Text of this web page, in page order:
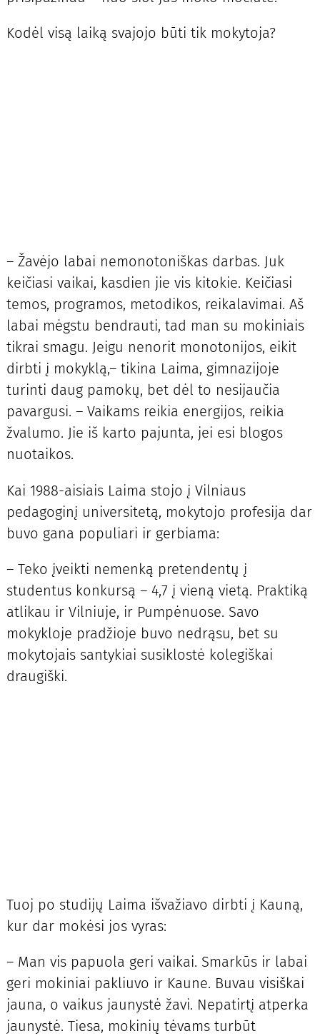
Kodėl visą laiką svajojo būti tik mokytoja?
– Žavėjo labai nemonotoniškas darbas. Juk
keičiasi vaikai, kasdien jie vis kitokie. Keičiasi
temos, programos, metodikos, reikalavimai. Aš
labai mėgstu bendrauti, tad man su mokiniais
tikrai smagu. Jeigu nenorit monotonijos, eikit
dirbti į mokyklą,– tikina Laima, gimnazijoje
turinti daug pamokų, bet dėl to nesijaučia
pavargusi. – Vaikams reikia energijos, reikia
žvalumo. Jie iš karto pajunta, jei esi blogos
nuotaikos.
Kai 1988-aisiais Laima stojo į Vilniaus
pedagoginį universitetą, mokytojo profesija dar
buvo gana populiari ir gerbiama:
– Teko įveikti nemenką pretendentų į
studentus konkursą – 4,7 į vieną vietą. Praktiką
atlikau ir Vilniuje, ir Pumpėnuose. Savo
mokykloje pradžioje buvo nedrąsu, bet su
mokytojais santykiai susiklostė kolegiškai
draugiški.
Tuoj po studijų Laima išvažiavo dirbti į Kauną,
kur dar mokėsi jos vyras:
– Man vis papuola geri vaikai. Smarkūs ir labai
geri mokiniai pakliuvo ir Kaune. Buvau visiškai
jauna, o vaikus jaunystė žavi. Nepatirtį atperka
jaunystė. Tiesa, mokinių tėvams turbūt